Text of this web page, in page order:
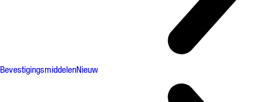
BevestigingsmiddelenNieuw